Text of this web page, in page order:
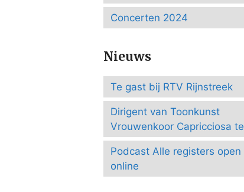
Concerten 2024
Nieuws
Te gast bij RTV Rijnstreek
Dirigent van Toonkunst
Vrouwenkoor Capricciosa te
Amersfoort
Podcast Alle registers open
online